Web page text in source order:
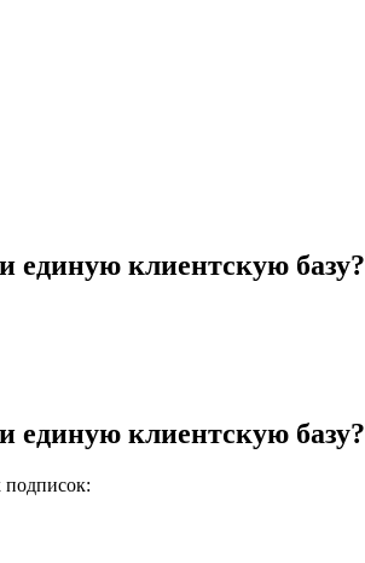
единую клиентскую базу?
единую клиентскую базу?
подписок: